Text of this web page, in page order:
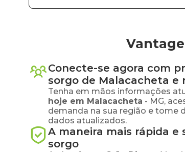
Conecte-se agora com
sorgo de Malacacheta e
Tenha em mãos informações
hoje em Malacacheta - MG,
demanda na sua região e tome
dados atualizados.
A maneira mais rápida e
sorgo